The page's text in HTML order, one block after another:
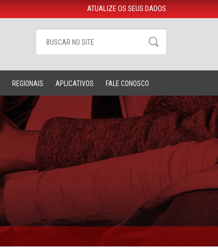
ATUALIZE OS SEUS DADOS
REGIONAIS APLICATIVOS FALE CONOSCO